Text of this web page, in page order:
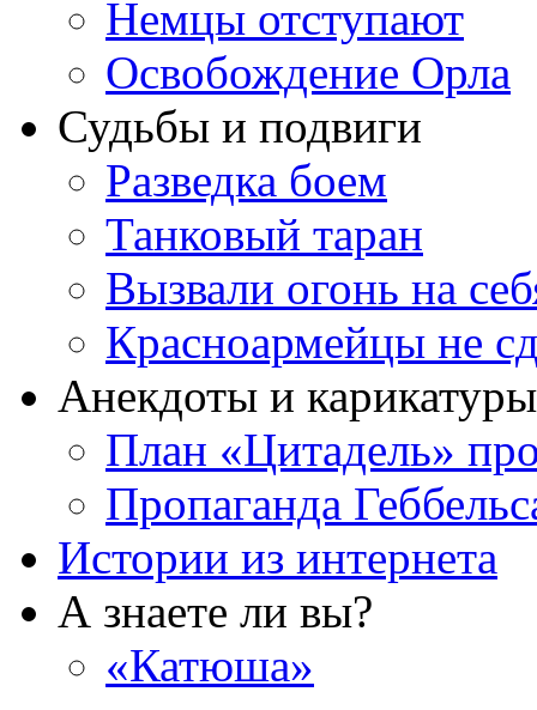
Немцы отступают
Освобождение Орла
Судьбы и подвиги
Разведка боем
Танковый таран
Вызвали огонь на
Красноармейцы не
Анекдоты и карикатуры
План «Цитадель»
Пропаганда
Истории из интернета
А знаете ли вы?
«Катюша»